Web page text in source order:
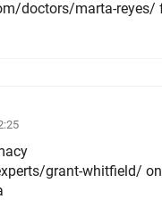
doctors/marta-reyes/
grant-whitfield/